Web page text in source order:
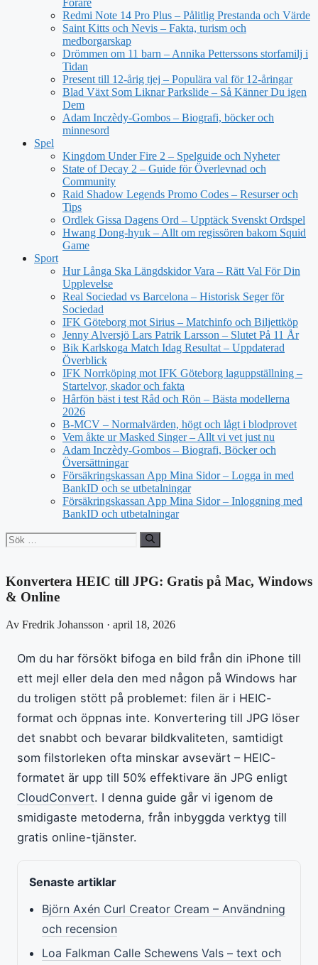
Förare
Redmi Note 14 Pro Plus – Pålitlig Prestanda och Värde
Saint Kitts och Nevis – Fakta, turism och
medborgarskap
Drömmen om 11 barn – Annika Petterssons storfamilj i
Tidan
Present till 12-årig tjej – Populära val för 12-åringar
Blad Växt Som Liknar Parkslide – Så Känner Du igen
Dem
Adam Inczèdy-Gombos – Biografi, böcker och
minnesord
Spel
Kingdom Under Fire 2 – Spelguide och Nyheter
State of Decay 2 – Guide för Överlevnad och
Community
Raid Shadow Legends Promo Codes – Resurser och
Tips
Ordlek Gissa Dagens Ord – Upptäck Svenskt Ordspel
Hwang Dong-hyuk – Allt om regissören bakom Squid
Game
Sport
Hur Långa Ska Längdskidor Vara – Rätt Val För Din
Upplevelse
Real Sociedad vs Barcelona – Historisk Seger för
Sociedad
IFK Göteborg mot Sirius – Matchinfo och Biljettköp
Jenny Alversjö Lars Patrik Larsson – Slutet På 11 År
Bik Karlskoga Match Idag Resultat – Uppdaterad
Överblick
IFK Norrköping mot IFK Göteborg laguppställning –
Startelvor, skador och fakta
Hårfön bäst i test Råd och Rön – Bästa modellerna
2026
B-MCV – Normalvärden, högt och lågt i blodprovet
Vem åkte ur Masked Singer – Allt vi vet just nu
Adam Inczèdy-Gombos – Biografi, Böcker och
Översättningar
Försäkringskassan App Mina Sidor – Logga in med
BankID och se utbetalningar
Försäkringskassan App Mina Sidor – Inloggning med
BankID och utbetalningar
Sök
efter:
Konvertera HEIC till JPG: Gratis på Mac, Windows
& Online
Av Fredrik Johansson · april 18, 2026
Om du har försökt bifoga en bild från din iPhone till
ett mejl eller dela den med någon på Windows har
du troligen stött på problemet: filen är i HEIC-
format och öppnas inte. Konvertering till JPG löser
det snabbt och bevarar bildkvaliteten, samtidigt
som filstorleken ofta minskar avsevärt – HEIC-
formatet är upp till 50% effektivare än JPG enligt
CloudConvert. I denna guide går vi igenom de
smidigaste metoderna, från inbyggda verktyg till
gratis online-tjänster.
Senaste artiklar
Björn Axén Curl Creator Cream – Användning
och recension
Loa Falkman Calle Schewens Vals – text och